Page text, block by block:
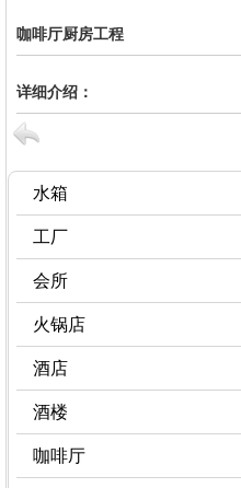
咖啡厅厨房工程
详细介绍：
水箱
工厂
会所
火锅店
酒店
酒楼
咖啡厅